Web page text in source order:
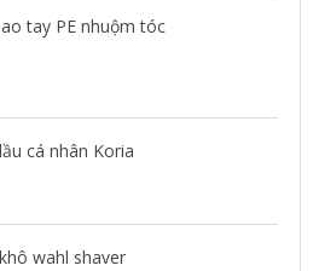
tay PE nhuộm tóc
cá nhân Koria
wahl shaver